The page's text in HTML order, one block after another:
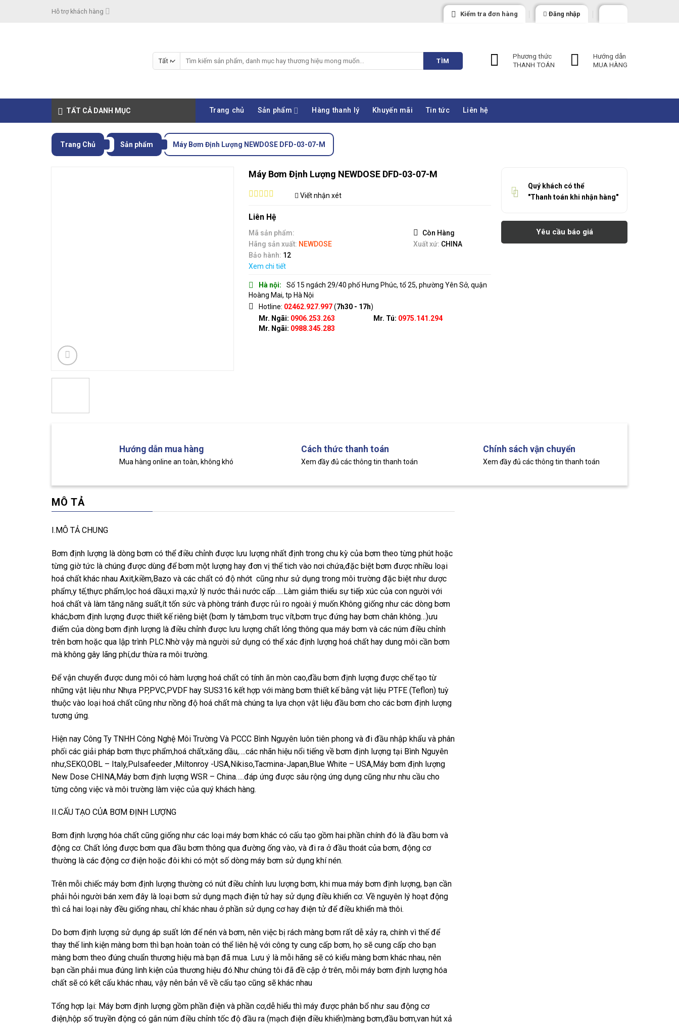
Hỗ trợ khách hàng Kiểm tra đơn hàng Đăng nhập
kiếm:
TÌM
Phương thức
THANH TOÁN
Hướng dẫn
MUA HÀNG
TẤT CẢ DANH MỤC Trang chủ Sản phẩm Hàng thanh lý Khuyến mãi Tin tức Liên hệ
Trang Chủ Sản phẩm Máy Bơm Định Lượng NEWDOSE DFD-03-07-M
Máy Bơm Định Lượng NEWDOSE DFD-03-07-M
out
of
5
Viết nhận xét
Liên Hệ
Mã sản phẩm:
Còn Hàng
Hãng sản xuất: NEWDOSE Xuất xứ: CHINA
Bảo hành: 12
Xem chi tiết
Hà nội:
Số 15 ngách 29/40 phố Hưng Phúc, tổ 25, phường Yên Sở, quận
Hoàng Mai, tp Hà Nội
Hotline: 02462.927.997(7h30 - 17h)
Mr. Ngãi: 0906.253.263
Mr. Ngãi: 0988.345.283
Mr. Tú: 0975.141.294
Quý khách có thể
"Thanh toán khi nhận hàng"
Yêu cầu báo giá
Hướng dẫn mua hàng
Mua hàng online an toàn, không khó
Cách thức thanh toán
Xem đầy đủ các thông tin thanh toán
Chính sách vận chuyển
Xem đầy đủ các thông tin thanh toán
MÔ TẢ
I.MÔ TẢ CHUNG
Bơm định lượng là dòng bơm có thể điều chỉnh được lưu lượng nhất định trong chu kỳ của bơm theo từng phút hoặc
từng giờ tức là chúng được dùng để bơm một lượng hay đơn vị thể tich vào nơi chứa,đặc biệt bơm được nhiều loại
hoá chất khác nhau Axit,kiềm,Bazo và các chất có độ nhớt cũng như sử dụng trong môi trường đặc biệt như dược
phẩm,y tế,thực phẩm,lọc hoá dầu,xi mạ,xử lý nước thải nước cấp…..Làm giảm thiểu sự tiếp xúc của con người với
hoá chất và làm tăng năng suất,ít tốn sức và phòng tránh được rủi ro ngoài ý muốn.Không giống như các dòng bơm
khác,bơm định lượng được thiết kế riêng biệt (bơm ly tâm,bơm trục vít,bơm trục đứng hay bơm chân không…)ưu
điểm của dòng bơm định lượng là điều chỉnh được lưu lượng chất lỏng thông qua máy bơm và các núm điều chỉnh
trên bơm hoặc qua lập trình PLC.Nhờ vậy mà người sử dụng có thể xác định lượng hoá chất hay dung môi cần bơm
mà không gây lãng phí,dư thừa ra môi trường.
Để vận chuyển được dung môi có hàm lượng hoá chất có tính ăn mòn cao,đầu bơm định lượng được chế tạo từ
những vật liệu như Nhựa PP,PVC,PVDF hay SUS316 kết hợp với màng bơm thiết kế bằng vật liệu PTFE (Teflon) tuỳ
thuộc vào loại hoá chất cũng như nồng độ hoá chất mà chúng ta lựa chọn vật liệu đầu bơm cho các bơm định lượng
tương ứng.
Hiện nay Công Ty TNHH Công Nghệ Môi Trường Và PCCC Bình Nguyên luôn tiên phong và đi đầu nhập khẩu và phân
phối các giải pháp bơm thực phẩm,hoá chất,xăng dầu,….các nhãn hiệu nổi tiếng về bơm định lượng tại Bình Nguyên
như,SEKO,OBL – Italy,Pulsafeeder ,Miltonroy -USA,Nikiso,Tacmina-Japan,Blue White – USA,Máy bơm định lượng
New Dose CHINA,Máy bơm định lượng WSR – China…..đáp ứng được sâu rộng ứng dụng cũng như nhu cầu cho
từng công việc và môi trường làm việc của quý khách hàng.
II.CẤU TẠO CỦA BƠM ĐỊNH LƯỢNG
Bơm định lượng hóa chất cũng giống như các loại máy bơm khác có cấu tạo gồm hai phần chính đó là đầu bơm và
động cơ. Chất lỏng được bơm qua đầu bơm thông qua đường ống vào, và đi ra ở đầu thoát của bơm, động cơ
thường là các động cơ điện hoặc đôi khi có một số dòng máy bơm sử dụng khí nén.
Trên mỗi chiếc máy bơm định lượng thường có nút điều chỉnh lưu lượng bơm, khi mua máy bơm định lượng, bạn cần
phải hỏi người bán xem đây là loại bơm sử dụng mạch điện tử hay sử dụng điều khiển cơ. Về nguyên lý hoạt động
thì cả hai loại này đều giống nhau, chỉ khác nhau ở phần sử dụng cơ hay điện tử để điều khiển mà thôi.
Do bơm định lượng sử dụng áp suất lớn để nén và bơm, nên việc bị rách màng bơm rất dễ xảy ra, chính vì thế để
thay thế linh kiện màng bơm thì bạn hoàn toàn có thể liên hệ với công ty cung cấp bơm, họ sẽ cung cấp cho bạn
màng bơm theo đúng chuẩn thương hiệu mà bạn đã mua. Lưu ý là mỗi hãng sẽ có kiểu màng bơm khác nhau, nên
bạn cần phải mua đúng linh kiện của thương hiệu đó.Như chúng tôi đã đề cập ở trên, mỗi máy bơm định lượng hóa
chất sẽ có kết cấu khác nhau, vậy nên bản vẽ về cấu tạo cũng sẽ khác nhau
Tổng hợp lại: Máy bơm định lượng gồm phần điện và phần cơ,dễ hiểu thì máy được phân bổ như sau động cơ
điện,hộp số truyền động có gắn núm điều chỉnh tốc độ đầu ra (mạch điện điều khiển)màng bơm,đầu bơm,van hút xả